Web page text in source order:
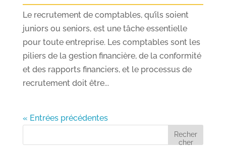
Le recrutement de comptables, qu’ils soient
juniors ou seniors, est une tâche essentielle
pour toute entreprise. Les comptables sont les
piliers de la gestion financière, de la conformité
et des rapports financiers, et le processus de
recrutement doit être...
« Entrées précédentes
Recher
cher